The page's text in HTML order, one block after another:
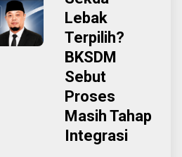
Lebak
Terpilih?
BKSDM
Sebut
Proses
Masih Tahap
Integrasi